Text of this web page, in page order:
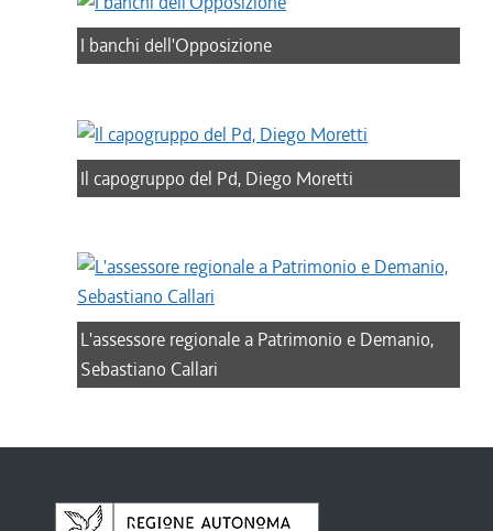
I banchi dell'Opposizione
Il capogruppo del Pd, Diego Moretti
L'assessore regionale a Patrimonio e Demanio,
Sebastiano Callari